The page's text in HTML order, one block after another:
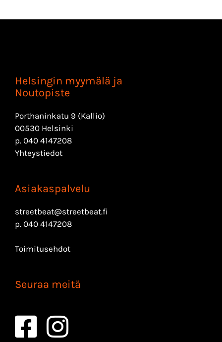
Helsingin myymälä ja
Noutopiste
Porthaninkatu 9 (Kallio)
00530 Helsinki
p. 040 4147208
Yhteystiedot
Asiakaspalvelu
streetbeat@streetbeat.fi
p. 040 4147208
Toimitusehdot
Seuraa meitä